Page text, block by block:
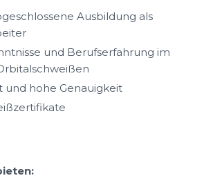
Ausbildung als
und Berufserfahrung im
und hohe Genauigkeit